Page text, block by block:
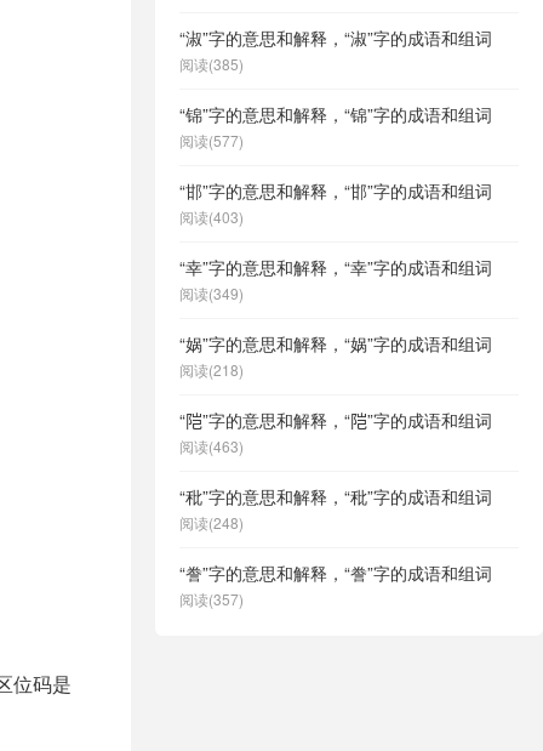
位码是
“淑”字的意思和解释，“淑”字的成语和组词
阅读(385)
“锦”字的意思和解释，“锦”字的成语和组词
阅读(577)
“邯”字的意思和解释，“邯”字的成语和组词
阅读(403)
“幸”字的意思和解释，“幸”字的成语和组词
阅读(349)
“娲”字的意思和解释，“娲”字的成语和组词
阅读(218)
“𬮿”字的意思和解释，“𬮿”字的成语和组词
阅读(463)
“秕”字的意思和解释，“秕”字的成语和组词
阅读(248)
“誊”字的意思和解释，“誊”字的成语和组词
阅读(357)